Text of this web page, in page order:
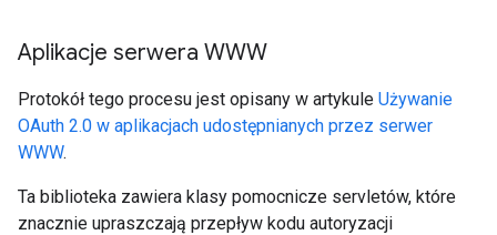
Aplikacje serwera WWW
Protokół tego procesu jest opisany w artykule Używanie
OAuth 2.0 w aplikacjach udostępnianych przez serwer
WWW.
Ta biblioteka zawiera klasy pomocnicze servletów, które
znacznie upraszczają przepływ kodu autoryzacji